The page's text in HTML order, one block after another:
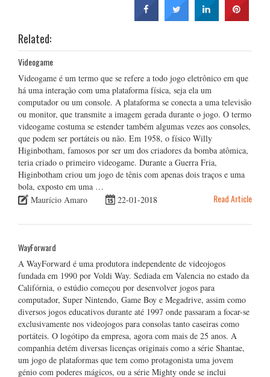
Related:
Videogame
Videogame é um termo que se refere a todo jogo eletrônico em que
há uma interação com uma plataforma física, seja ela um
computador ou um console. A plataforma se conecta a uma televisão
ou monitor, que transmite a imagem gerada durante o jogo. O termo
videogame costuma se estender também algumas vezes aos consoles,
que podem ser portáteis ou não. Em 1958, o físico Willy
Higinbotham, famosos por ser um dos criadores da bomba atômica,
teria criado o primeiro videogame. Durante a Guerra Fria,
Higinbotham criou um jogo de tênis com apenas dois traços e uma
bola, exposto em uma …
Maurício Amaro
22-01-2018 Read Article
WayForward
A WayForward é uma produtora independente de videojogos
fundada em 1990 por Voldi Way. Sediada em Valencia no estado da
Califórnia, o estúdio começou por desenvolver jogos para
computador, Super Nintendo, Game Boy e Megadrive, assim como
diversos jogos educativos durante até 1997 onde passaram a focar-se
exclusivamente nos videojogos para consolas tanto caseiras como
portáteis. O logótipo da empresa, agora com mais de 25 anos. A
companhia detém diversas licenças originais como a série Shantae,
um jogo de plataformas que tem como protagonista uma jovem
génio com poderes mágicos, ou a série Mighty onde se inclui